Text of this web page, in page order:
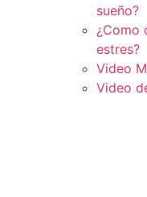
sueño?
¿Como
estres?
Video
Video